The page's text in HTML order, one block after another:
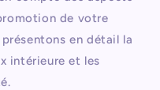
de votre
en détail la
intérieure et les